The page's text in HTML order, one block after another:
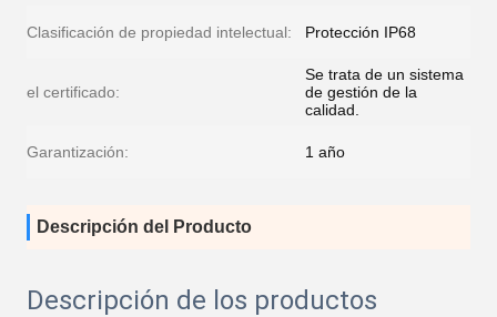
Clasificación de propiedad intelectual: Protección IP68
el certificado:
Se trata de un sistema
de gestión de la
calidad.
Garantización: 1 año
Descripción del Producto
Descripción de los productos